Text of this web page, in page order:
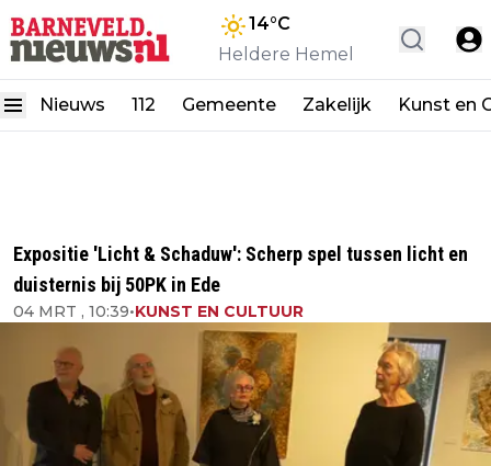
14°C
Heldere Hemel
Nieuws 112 Gemeente Zakelijk Kunst en
Expositie 'Licht & Schaduw': Scherp spel tussen licht en
duisternis bij 50PK in Ede
04 MRT , 10:39•KUNST EN CULTUUR